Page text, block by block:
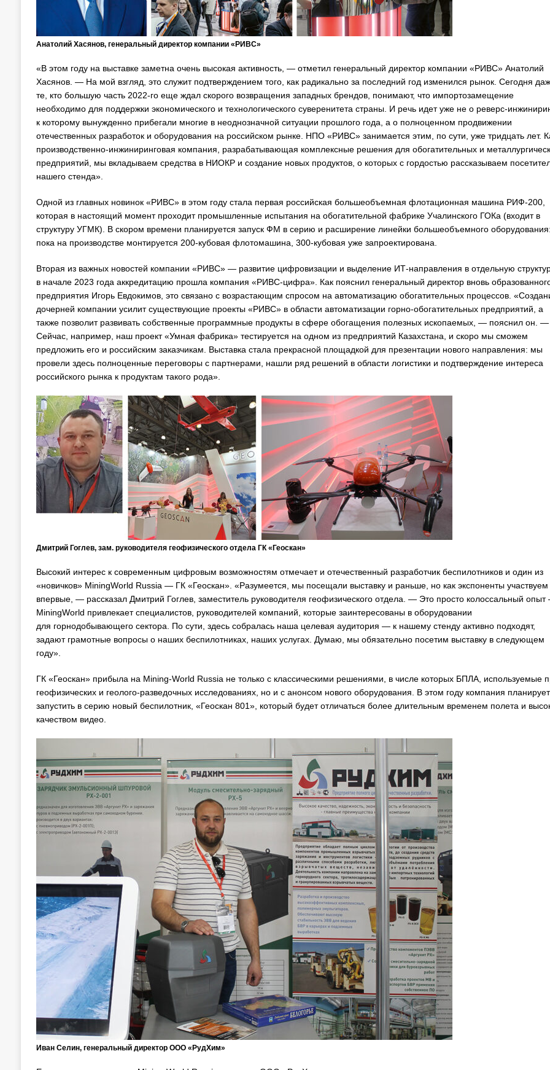
Анатолий Хасянов, генеральный директор компании «РИВС»
«В этом году на выставке заметна очень высокая активность, — отметил генеральный директор компании «РИВС» Анатолий
Хасянов. — На мой взгляд, это служит подтверждением того, как радикально за последний год изменился рынок. Сегодня
те, кто большую часть 2022-го еще ждал скорого возвращения западных брендов, понимают, что импортозамещение
необходимо для поддержки экономического и технологического суверенитета страны. И речь идет уже не о реверс-
к которому вынужденно прибегали многие в неоднозначной ситуации прошлого года, а о полноценном продвижении
отечественных разработок и оборудования на российском рынке. НПО «РИВС» занимается этим, по сути, уже тридцать лет.
производственно-инжиниринговая компания, разрабатывающая комплексные решения для обогатительных и
предприятий, мы вкладываем средства в НИОКР и создание новых продуктов, о которых с гордостью рассказываем
нашего стенда».
Одной из главных новинок «РИВС» в этом году стала первая российская большеобъемная флотационная машина РИФ-200,
которая в настоящий момент проходит промышленные испытания на обогатительной фабрике Учалинского ГОКа (входит в
структуру УГМК). В скором времени планируется запуск ФМ в серию и расширение линейки большеобъемного
пока на производстве монтируется 200-кубовая флотомашина, 300-кубовая уже запроектирована.
Вторая из важных новостей компании «РИВС» — развитие цифровизации и выделение ИТ-направления в отдельную
в начале 2023 года аккредитацию прошла компания «РИВС-цифра». Как пояснил генеральный директор вновь
предприятия Игорь Евдокимов, это связано с возрастающим спросом на автоматизацию обогатительных процессов.
дочерней компании усилит существующие проекты «РИВС» в области автоматизации горно-обогатительных предприятий, а
также позволит развивать собственные программные продукты в сфере обогащения полезных ископаемых, — пояснил он. —
Сейчас, например, наш проект «Умная фабрика» тестируется на одном из предприятий Казахстана, и скоро мы сможем
предложить его и российским заказчикам. Выставка стала прекрасной площадкой для презентации нового направления: мы
провели здесь полноценные переговоры с партнерами, нашли ряд решений в области логистики и подтверждение интереса
российского рынка к продуктам такого рода».
Дмитрий Гоглев, зам. руководителя геофизического отдела ГК «Геоскан»
Высокий интерес к современным цифровым возможностям отмечает и отечественный разработчик беспилотников и один из
«новичков» MiningWorld Russia — ГК «Геоскан». «Разумеется, мы посещали выставку и раньше, но как экспоненты участвуем
впервые, — рассказал Дмитрий Гоглев, заместитель руководителя геофизического отдела. — Это просто колоссальный
MiningWorld привлекает специалистов, руководителей компаний, которые заинтересованы в оборудовании
для горнодобывающего сектора. По сути, здесь собралась наша целевая аудитория — к нашему стенду активно подходят,
задают грамотные вопросы о наших беспилотниках, наших услугах. Думаю, мы обязательно посетим выставку в следующем
году».
ГК «Геоскан» прибыла на Mining-World Russia не только с классическими решениями, в числе которых БПЛА, используемые
геофизических и геолого-разведочных исследованиях, но и с анонсом нового оборудования. В этом году компания планирует
запустить в серию новый беспилотник, «Геоскан 801», который будет отличаться более длительным временем полета и
качеством видео.
Иван Селин, генеральный директор ООО «РудХим»